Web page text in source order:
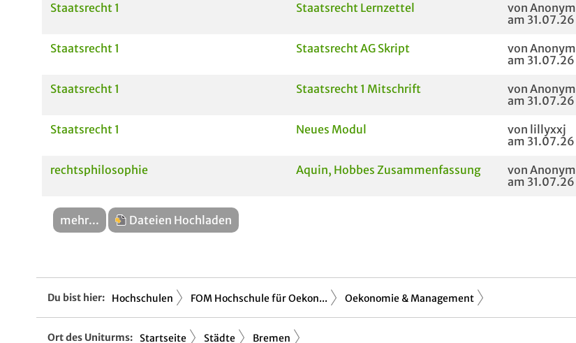
Staatsrecht 1 Staatsrecht Lernzettel
von Anonym
am 31.07.26
Staatsrecht 1 Staatsrecht AG Skript
von Anonym
am 31.07.26
Staatsrecht 1 Staatsrecht 1 Mitschrift
von Anonym
am 31.07.26
Staatsrecht 1 Neues Modul
von lillyxxj
am 31.07.26
rechtsphilosophie Aquin, Hobbes Zusammenfassung
von Anonym
am 31.07.26
mehr... Dateien Hochladen
Du bist hier: Hochschulen FOM Hochschule für Oekon... Oekonomie & Management
Ort des Uniturms: Startseite Städte Bremen